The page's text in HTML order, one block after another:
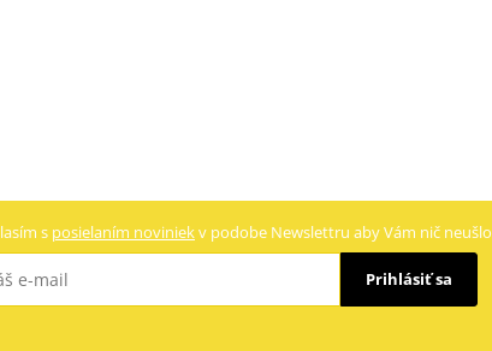
s posielaním noviniekv podobe Newslettru aby Vám nič neušlo
Prihlásiť sa